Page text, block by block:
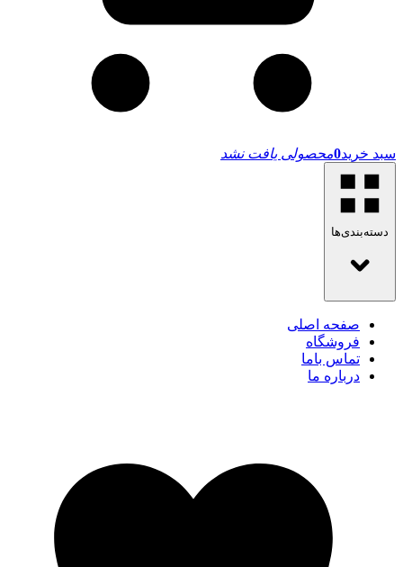
سبد خرید0محصولی یافت نشد
دسته‌بندی‌ها
صفحه اصلی
فروشگاه
تماس باما
درباره ما